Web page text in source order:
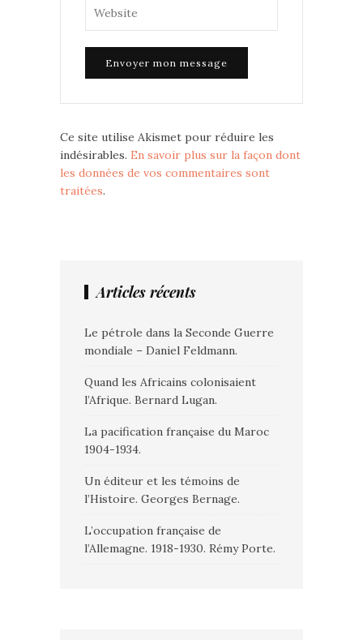
Ce site utilise Akismet pour réduire les
indésirables. En savoir plus sur la façon dont
les données de vos commentaires sont
traitées.
Articles récents
Le pétrole dans la Seconde Guerre
mondiale – Daniel Feldmann.
Quand les Africains colonisaient
l’Afrique. Bernard Lugan.
La pacification française du Maroc
1904-1934.
Un éditeur et les témoins de
l’Histoire. Georges Bernage.
L’occupation française de
l’Allemagne. 1918-1930. Rémy Porte.